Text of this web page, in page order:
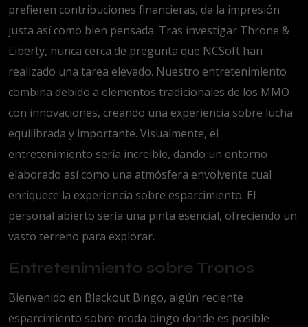
prefieren contribuciones financieras, da la impresión
justa así­ como bien pensada. Tras investigar Throne &
Liberty, nunca cerca de pregunta que NCSoft han
realizado una tarea elevado. Nuestro entretenimiento
combina debido a elementos tradicionales de los MMO
con innovaciones, creando una experiencia sobre lucha
equilibrada y importante. Visualmente, el
entretenimiento serí­a increíble, dando un entorno
elaborado así­ como una atmósfera envolvente cual
enriquece la experiencia sobre esparcimiento. El
personal abierto serí­a una pinta esencial, ofreciendo un
vasto terreno para explorar.
Entretenimiento sobre Tronos
Bienvenido en Blackout Bingo, algún reciente
esparcimiento sobre moda bingo donde es posible